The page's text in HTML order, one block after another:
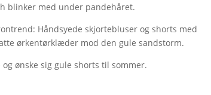
blinker med under pandehåret.
Håndsyede skjortebluser og shorts med
ørkentørklæder mod den gule sandstorm.
ønske sig gule shorts til sommer.